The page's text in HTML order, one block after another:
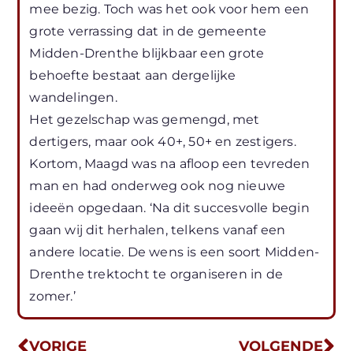
mee bezig. Toch was het ook voor hem een
grote verrassing dat in de gemeente
Midden-Drenthe blijkbaar een grote
behoefte bestaat aan dergelijke
wandelingen.
Het gezelschap was gemengd, met
dertigers, maar ook 40+, 50+ en zestigers.
Kortom, Maagd was na afloop een tevreden
man en had onderweg ook nog nieuwe
ideeën opgedaan. ‘Na dit succesvolle begin
gaan wij dit herhalen, telkens vanaf een
andere locatie. De wens is een soort Midden-
Drenthe trektocht te organiseren in de
zomer.’
VORIGE VOLGENDE